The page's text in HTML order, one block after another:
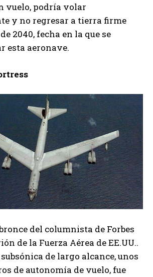
vuelo, podría volar
y no regresar a tierra firme
2040, fecha en la que se
esta aeronave.
del columnista de Forbes
de la Fuerza Aérea de EE.UU..
de largo alcance, unos
de autonomía de vuelo, fue